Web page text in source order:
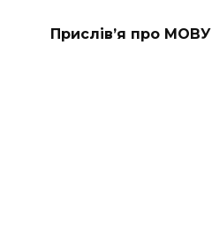
Прислів’я про МОВУ